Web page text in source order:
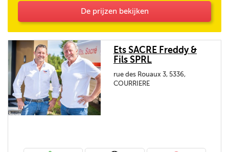
De prijzen bekijken
Ets SACRE Freddy &
Fils SPRL
rue des Rouaux 3, 5336,
COURRIERE